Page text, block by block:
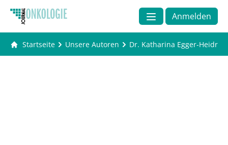
Anmelden
Startseite Unsere Autoren Dr. Katharina Egger-Heidrich